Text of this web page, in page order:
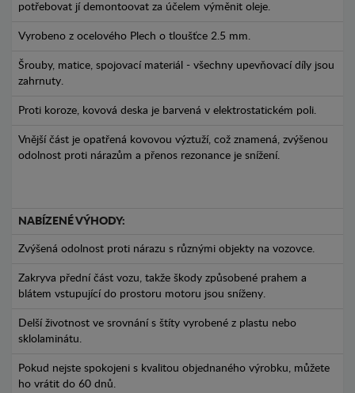
potřebovat jí demontoovat za účelem výměnit oleje.
Vyrobeno z ocelového Plech o tloušťce 2.5 mm.
Šrouby, matice, spojovací materiál - všechny upevňovací díly jsou
zahrnuty.
Proti koroze, kovová deska je barvená v elektrostatickém poli.
Vnější část je opatřená kovovou výztuží, což znamená, zvýšenou
odolnost proti nárazům a přenos rezonance je snížení.
NABÍZENÉ VÝHODY:
Zvýšená odolnost proti nárazu s různými objekty na vozovce.
Zakryva přední část vozu, takže škody způsobené prahem a
blátem vstupující do prostoru motoru jsou sníženy.
Delší životnost ve srovnání s štíty vyrobené z plastu nebo
sklolaminátu.
Pokud nejste spokojeni s kvalitou objednaného výrobku, můžete
ho vrátit do 60 dnů.